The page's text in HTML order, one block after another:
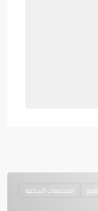
للبيع المجمعات السكنية